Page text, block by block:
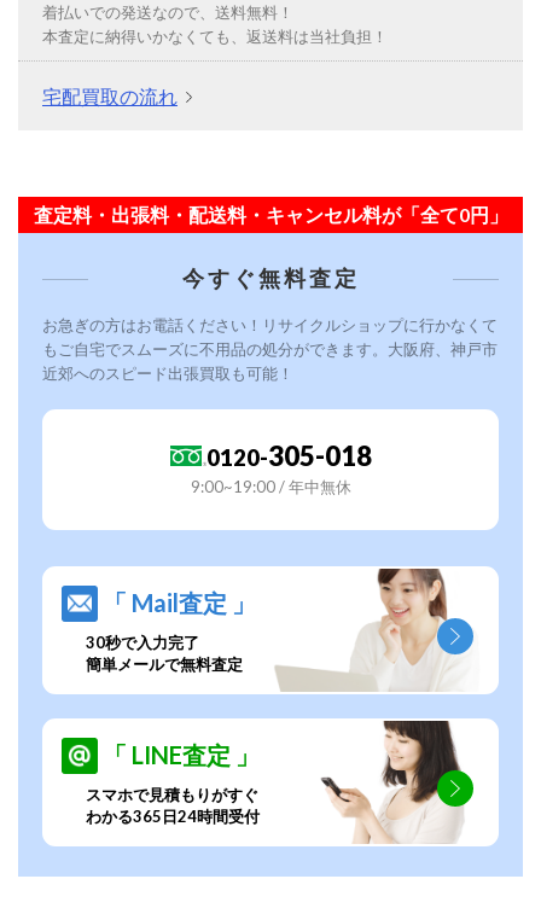
着払いでの発送なので、送料無料！
本査定に納得いかなくても、返送料は当社負担！
宅配買取の流れ
査定料・出張料・配送料・キャンセル料が「全て0円」
今すぐ無料査定
お急ぎの方はお電話ください！リサイクルショップに行かなくて
もご自宅でスムーズに不用品の処分ができます。大阪府、神戸市
近郊へのスピード出張買取も可能！
0120-305-018
9:00~19:00 / 年中無休
「 Mail査定 」
30秒で入力完了
簡単メールで無料査定
「 LINE査定 」
スマホで見積もりがすぐ
わかる365日24時間受付